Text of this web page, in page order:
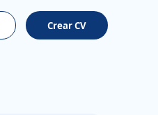
Crear CV